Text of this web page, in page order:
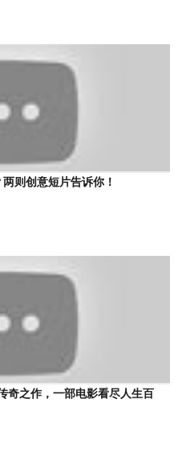
则创意短片告诉你！
奇之作，一部电影看尽人生百